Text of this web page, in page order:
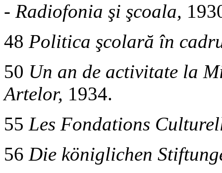
- Radiofonia şi şcoala,
48 Politica şcolară în
50 Un an de activitate la
Artelor, 1934.
55 Les Fondations
56 Die königlichen